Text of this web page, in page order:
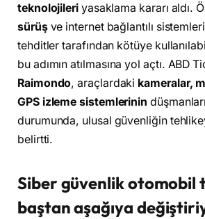
teknolojileriyasaklama kararı aldı.
sürüşve internet bağlantılı
tehditler tarafından kötüye
bu adımın atılmasına yol açtı. ABD
Raimondo, araçlardaki kameralar,
GPS izleme sistemlerinin
durumunda, ulusal güvenliğin
belirtti.
Siber güvenlik otomobil
baştan aşağıya